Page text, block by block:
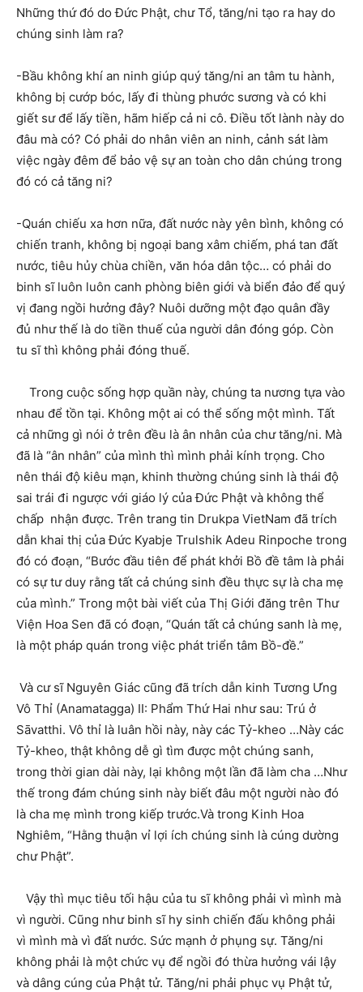
Những thứ đó do Đức Phật, chư Tổ, tăng/ni tạo ra hay do
chúng sinh làm ra?
-Bầu không khí an ninh giúp quý tăng/ni an tâm tu hành,
không bị cướp bóc, lấy đi thùng phước sương và có khi
giết sư để lấy tiền, hãm hiếp cả ni cô. Điều tốt lành này do
đâu mà có? Có phải do nhân viên an ninh, cảnh sát làm
việc ngày đêm để bảo vệ sự an toàn cho dân chúng trong
đó có cả tăng ni?
-Quán chiếu xa hơn nữa, đất nước này yên bình, không có
chiến tranh, không bị ngoại bang xâm chiếm, phá tan đất
nước, tiêu hủy chùa chiền, văn hóa dân tộc… có phải do
binh sĩ luôn luôn canh phòng biên giới và biển đảo để quý
vị đang ngồi hưởng đây? Nuôi dưỡng một đạo quân đầy
đủ như thế là do tiền thuế của người dân đóng góp. Còn
tu sĩ thì không phải đóng thuế.
Trong cuộc sống hợp quần này, chúng ta nương tựa vào
nhau để tồn tại. Không một ai có thể sống một mình. Tất
cả những gì nói ở trên đều là ân nhân của chư tăng/ni. Mà
đã là “ân nhân” của mình thì mình phải kính trọng. Cho
nên thái độ kiêu mạn, khinh thường chúng sinh là thái độ
sai trái đi ngược với giáo lý của Đức Phật và không thể
chấp nhận được. Trên trang tin Drukpa VietNam đã trích
dẫn khai thị của Đức Kyabje Trulshik Adeu Rinpoche trong
đó có đoạn, “Bước đầu tiên để phát khởi Bồ đề tâm là phải
có sự tư duy rằng tất cả chúng sinh đều thực sự là cha mẹ
của mình.” Trong một bài viết của Thị Giới đăng trên Thư
Viện Hoa Sen đã có đoạn, “Quán tất cả chúng sanh là mẹ,
là một pháp quán trong việc phát triển tâm Bồ-đề.”
Và cư sĩ Nguyên Giác cũng đã trích dẫn kinh Tương Ưng
Vô Thỉ (Anamatagga) II: Phẩm Thứ Hai như sau: Trú ở
Sāvatthi. Vô thỉ là luân hồi này, này các Tỷ-kheo …Này các
Tỷ-kheo, thật không dễ gì tìm được một chúng sanh,
trong thời gian dài này, lại không một lần đã làm cha …Như
thế trong đám chúng sinh này biết đâu một người nào đó
là cha mẹ mình trong kiếp trước.Và trong Kinh Hoa
Nghiêm, “Hằng thuận vỉ lợi ích chúng sinh là cúng dường
chư Phật”.
Vậy thì mục tiêu tối hậu của tu sĩ không phải vì mình mà
vì người. Cũng như binh sĩ hy sinh chiến đấu không phải
vì mình mà vì đất nước. Sức mạnh ở phụng sự. Tăng/ni
không phải là một chức vụ để ngồi đó thừa hưởng vái lậy
và dâng cúng của Phật tử. Tăng/ni phải phục vụ Phật tử,